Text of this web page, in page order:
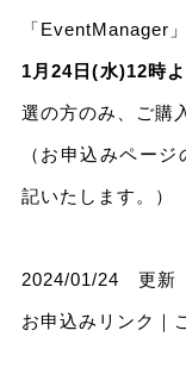
「EventManager
1月24日(水)12時
選の方のみ、ご購
（お申込みペー
記いたします。）
2024/01/24 更新
お申込みリンク｜